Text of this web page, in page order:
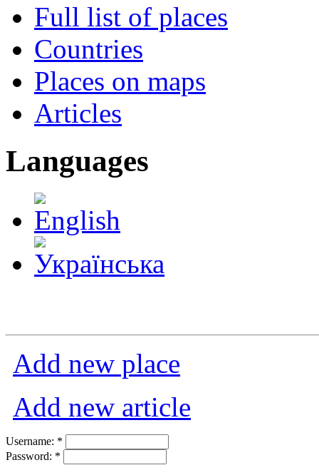
Full list of places
Countries
Places on maps
Articles
Languages
Add new place
Add new article
Username: *
Password: *